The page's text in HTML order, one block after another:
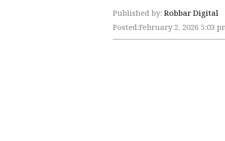
Published by: Robbar Digital
Posted:February 2, 2026 5:03